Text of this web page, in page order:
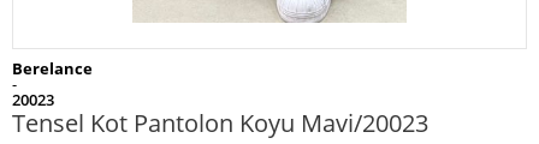
Berelance
-
20023
Tensel Kot Pantolon Koyu Mavi/20023